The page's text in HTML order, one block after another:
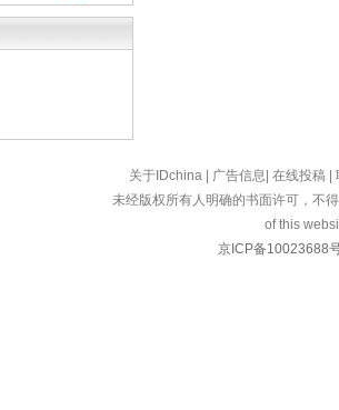
关于IDchina 广告信息 在线投稿
未经版权所有人明确的书面许可，不
of this
京ICP备10023688